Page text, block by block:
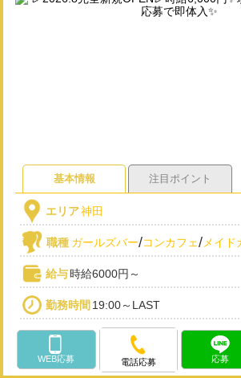
基本情報 注目ポイント
エリア神田
職種 ガールズバー/コンカフェ/ メイド
給与時給6000円～
勤務時間19:00～LAST
WEB応募 電話応募 応募